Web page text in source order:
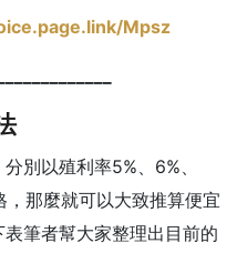
Mpsz
別以殖利率5%、6%、
，那麼就可以大致推算便宜
筆者幫大家整理出目前的